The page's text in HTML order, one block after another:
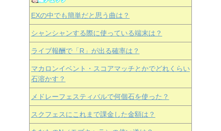
EXの中でも簡単だと思う曲は？
シャンシャンする際に使っている端末は？
ライブ報酬で「R」が出る確率は？
マカロンイベント・スコアマッチとかでどれくらい
石溶かす？
メドレーフェスティバルで何個石を使った？
スクフェスにこれまで課金した金額は？